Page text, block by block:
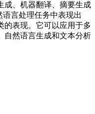
成、机器翻译、摘要生成
语言处理任务中表现出
的表现。它可以应用于多
自然语言生成和文本分析